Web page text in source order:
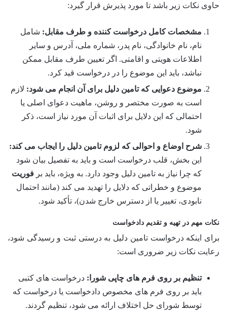
حاوی نکات زیر باشد تا مورد پذیرش قرار گیرد:
مشخصات کامل درخواست کننده و طرف مقابل: شامل
نام، نام خانوادگی، نام پدر، شماره ملی، آدرس و سایر
اطلاعات هویتی و اقامتی. اگر تعیین طرف مقابل ممکن
نباشد، باید این موضوع را در درخواست قید کرد.
موضوع دعوایی که تامین دلیل برای آن انجام می شود: لازم
است به صورت مختصر و روشن، ماهیت دعوای اصلی یا
احتمالی که این دلایل برای اثبات آن مورد نیاز است، ذکر
شود.
شرح اوضاع و احوالی که لزوم تامین دلیل را ایجاب می کند:
این بخش، قلب درخواست است و باید به تفصیل بیان شود
که چرا نیاز به تامین دلیل وجود دارد. به ویژه، باید بر فوریت
موضوع و خطراتی که دلایل را تهدید می کند (مانند احتمال
نابودی، تغییر یا از دسترس خارج شدن)، تأکید شود.
نکات مهم در تهیه و تقدیم دادخواست
برای اینکه درخواست تامین دلیل به درستی ثبت و رسیدگی شود،
رعایت نکات زیر ضروری است:
تنظیم بر روی فرم های چاپی شورا: درخواست های کتبی
باید بر روی فرم های مخصوص دادخواست یا درخواست که
توسط شورای حل اختلاف ارائه می شود، تنظیم گردند.